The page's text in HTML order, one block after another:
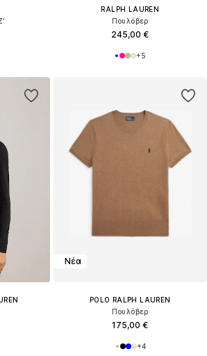
RALPH LAUREN
Πουλόβερ
245,00 €
+5
Νέα
POLO RALPH LAUREN
Πουλόβερ
175,00 €
+4